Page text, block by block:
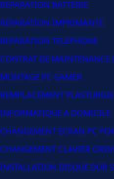
REPARATION BATTERIE
REPARATION IMPRIMANTE
REPARATION TELEPHONE
CONTRAT DE
MONTAGE PC GAMER
REMPLACEMENT PLASTURGIE
INFORMATIQUE A DOMICILE
CHANGEMENT ECRAN PC
CHANGEMENT CLAVIER
INSTALLATION DISQUE DUR